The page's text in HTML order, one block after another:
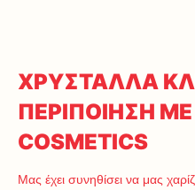
ΧΡΥΣΤΑΛΛΑ
ΠΕΡΙΠΟΙΗΣΗ ΜΕ
COSMETICS
Μας έχει συνηθίσει να μας